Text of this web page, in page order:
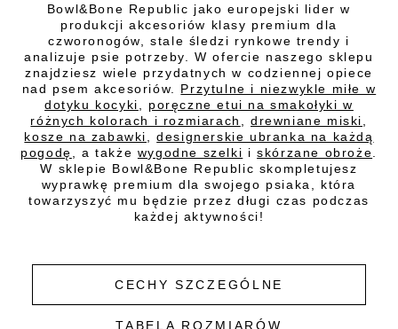
Bowl&Bone Republic jako europejski lider w
produkcji akcesoriów klasy premium dla
czworonogów, stale śledzi rynkowe trendy i
analizuje psie potrzeby. W ofercie naszego sklepu
znajdziesz wiele przydatnych w codziennej opiece
nad psem akcesoriów. Przytulne i niezwykle miłe w
dotyku kocyki
poręczne etui na smakołyki w
różnych kolorach i rozmiarach
drewniane miski
kosze na zabawki
,designerskie ubranka na każdą
pogodę
, a także wygodne szelki iskórzane obroże
W sklepie Bowl&Bone Republic skompletujesz
wyprawkę premium dla swojego psiaka, która
towarzyszyć mu będzie przez długi czas podczas
każdej aktywności!
CECHY SZCZEGÓLNE
TABELA ROZMIARÓW